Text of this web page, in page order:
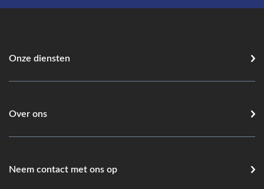
Onze diensten
Over ons
Neem contact met ons op